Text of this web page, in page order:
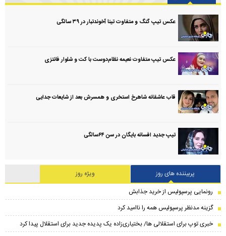
عکس تیپ گنگ و متفاوت تینا آخوندتبار در ۳۹ سالگی
عکس تیپ متفاوت نعیمه نظام‌دوست با کت و شلوار فانتزی
قاب عاشقانه شاهرخ استخری و همسرش بعد از شایعات جدایی
تیپ جدید افسانه بایگان در سن ۶۴سالگی
پربیننده های روز
ویژه روز
رونمایی پرسپولیس از خرید جذابش
گزینه مدنظر پرسپولیس همه را ناامید کرد
خبری توپ برای استقلالی ها/ بختیاری‌زاده یک پدیده جدید برای استقلال پیدا کرد